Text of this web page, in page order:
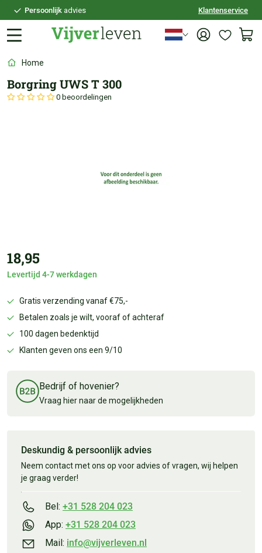
Persoonlijk advies
21:30besteld,vandaagverzonden
Persoonlijkadvies
Klantenservice
Home
Borgring UWS T 300
0 beoordelingen
18,95
Levertijd 4-7 werkdagen
Gratis verzending vanaf €75,-
Betalen zoals je wilt, vooraf of achteraf
100 dagen bedenktijd
Klanten geven ons een 9/10
Bedrijf of hovenier?
Vraag hier naar de mogelijkheden
Deskundig & persoonlijk advies
Neem contact met ons op voor advies of vragen, wij helpen
je graag verder!
Bel: +31 528 204 023
App: +31 528 204 023
Mail: info@vijverleven.nl